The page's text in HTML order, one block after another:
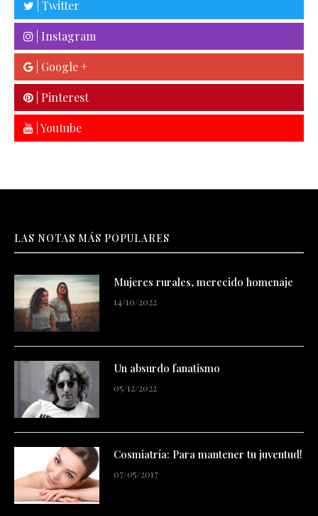
| Twitter
| Instagram
| Google +
| Pinterest
| Youtube
LAS NOTAS MÁS POPULARES
Mujeres rurales, merecido homenaje
14/10/2022
Un absurdo fanatismo
05/12/2022
Cosmiatría: Para mantener tu juventud!
07/05/2017